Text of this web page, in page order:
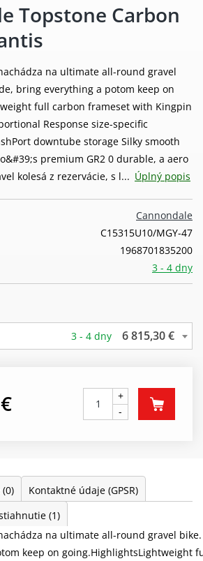
Topstone Carbon
na ultimate all-round gravel
bring everything a potom keep on
full carbon frameset with Kingpin
Response size-specific
downtube storage Silky smooth
premium GR2 0 durable, a aero
kolesá z rezervácie, s l... Úplný popis
Cannondale
C15315U10/MGY-47
1968701835200
3 - 4 dny
3 - 4 dny 6 815,30 €
+
-
(0)
Kontaktné údaje (GPSR)
(1)
na ultimate all-round gravel
keep on going.HighlightsLightweight